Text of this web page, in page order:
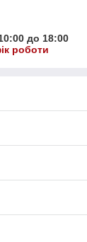
до 18:00
роботи